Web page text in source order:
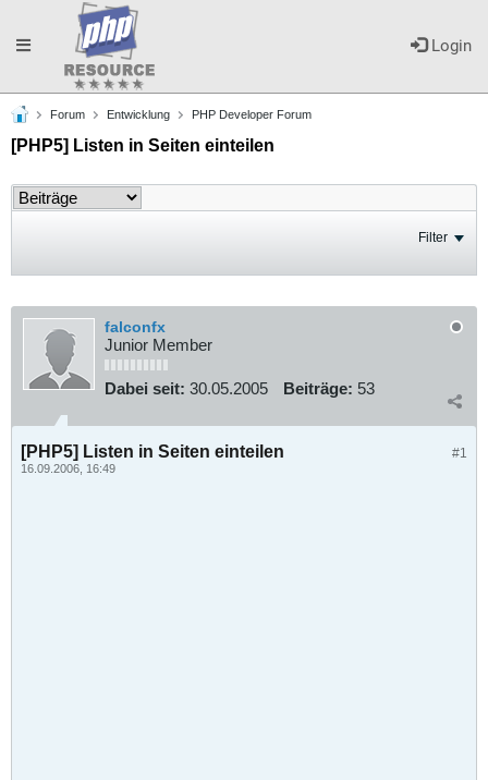
Login
Toggle
navigation
Forum Entwicklung PHP Developer Forum
[PHP5] Listen in Seiten einteilen
Filter
falconfx
Junior Member
Dabei seit: 30.05.2005 Beiträge: 53
#1
[PHP5] Listen in Seiten einteilen
16.09.2006, 16:49